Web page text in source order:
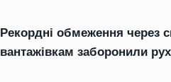
Рекордні обмеження через
вантажівкам заборонили